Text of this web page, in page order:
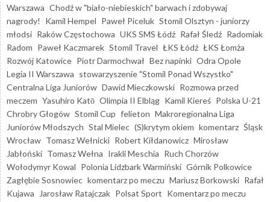
Warszawa Chodź w "biało-niebieskich" barwach i zdobywaj
nagrody!
Kamil Hempel Paweł Piceluk Stomil Olsztyn - juniorzy
młodsi Raków Częstochowa UKS SMS Łódź Rafał Śledź Radomiak
Radom Paweł Kaczmarek Stomil Travel ŁKS Łódź ŁKS Łomża
Rozwój Katowice Piotr Darmochwał Bez napinki Odra Opole
Legia II Warszawa stowarzyszenie "Stomil Ponad Wszystko"
Centralna Liga Juniorów Dawid Mieczkowski Rozmowa przed
meczem Yasuhiro Katō Olimpia II Elbląg Kamil Kiereś Polska U-21
Chrobry Głogów Stomil Cup felieton Makroregionalna Liga
Juniorów Młodszych Stal Mielec (S)krytym okiem komentarz Śląsk
Wrocław Tomasz Wełnicki Robert Kiłdanowicz Mirosław
Jabłoński Tomasz Wełna Irakli Meschia Ruch Chorzów
Wołodymyr Kowal Polonia Lidzbark Warmiński Górnik Polkowice
Zagłębie Sosnowiec komentarz po meczu Mariusz Borkowski Rafał
Kujawa
Jarosław Ratajczak Polsat Sport Komentarz po meczu